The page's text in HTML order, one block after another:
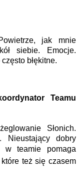
jak mnie
siebie. Emocje.
błękitne.
Teamu
Słonich.
Nieustający dobry
w teamie pomaga
też się czasem